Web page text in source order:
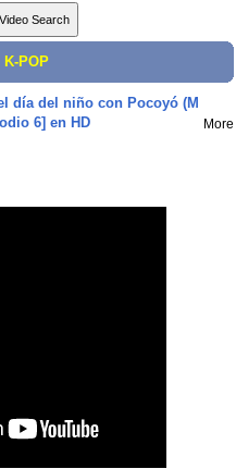
K-POP
día del niño con Pocoyó (M
6] en HD
More